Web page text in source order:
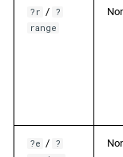
?r / ?
range
?e / ?